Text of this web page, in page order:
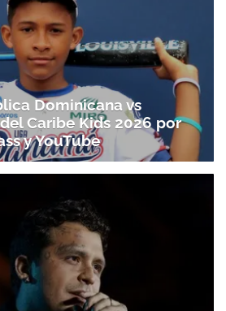
Dominicana vs
Caribe Kids 2026 por
y YouTube